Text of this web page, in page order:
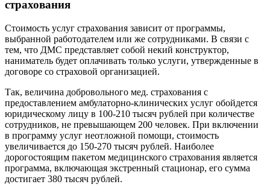
страхования
Стоимость услуг страхования зависит от программы,
выбранной работодателем или же сотрудниками. В связи с
тем, что ДМС представляет собой некий конструктор,
наниматель будет оплачивать только услуги, утвержденные в
договоре со страховой организацией.
Так, величина добровольного мед. страхования с
предоставлением амбулаторно-клинических услуг обойдется
юридическому лицу в 100-210 тысяч рублей при количестве
сотрудников, не превышающем 200 человек. При включении
в программу услуг неотложной помощи, стоимость
увеличивается до 150-270 тысяч рублей. Наиболее
дорогостоящим пакетом медицинского страхования является
программа, включающая экстренный стационар, его сумма
достигает 380 тысяч рублей.